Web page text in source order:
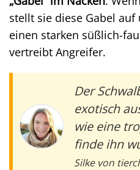
stellt sie diese Gabel
einen starken süßlich-
vertreibt Angreifer.
Der
exotisch
wie eine
finde ihn
Silke von